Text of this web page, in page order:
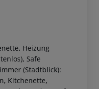
Heizung
Safe
(Stadtblick):
Kitchenette,